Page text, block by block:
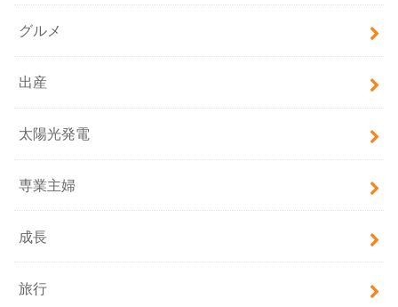
グルメ
出産
太陽光発電
専業主婦
成長
旅行